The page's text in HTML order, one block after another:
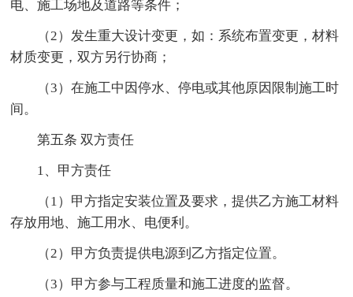
电、施工场地及道路等条件；
（2）发生重大设计变更，如：系统布置变更，材料
材质变更，双方另行协商；
（3）在施工中因停水、停电或其他原因限制施工时
间。
第五条 双方责任
1、甲方责任
（1）甲方指定安装位置及要求，提供乙方施工材料
存放用地、施工用水、电便利。
（2）甲方负责提供电源到乙方指定位置。
（3）甲方参与工程质量和施工进度的监督。